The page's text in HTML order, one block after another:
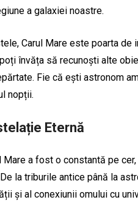
a galaxiei noastre.
Carul Mare este poarta de
învăța să recunoști alte
Fie că ești astronom
nopții.
Eternă
Mare a fost o constantă pe
la triburile antice până la
și al conexiunii omului cu